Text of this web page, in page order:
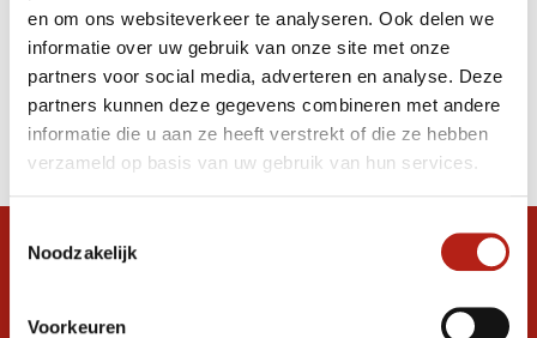
en om ons websiteverkeer te analyseren. Ook delen we
informatie over uw gebruik van onze site met onze
partners voor social media, adverteren en analyse. Deze
partners kunnen deze gegevens combineren met andere
informatie die u aan ze heeft verstrekt of die ze hebben
verzameld op basis van uw gebruik van hun services.
Noodzakelijk
Voorkeuren
Apply filters
Producten getagd met
alle niveaus
Producten
Filter
Sorteren op
Snel antwoord op je vraag?
graag verder. 24/7